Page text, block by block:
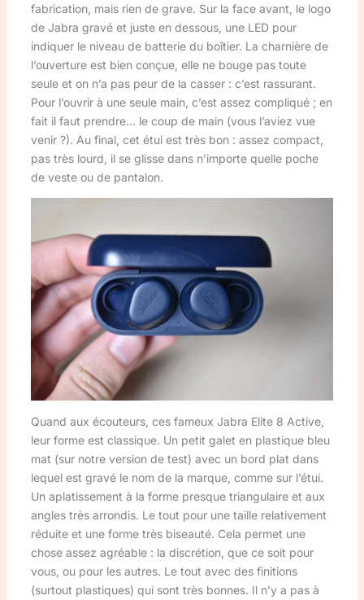
fabrication, mais rien de grave. Sur la face avant, le logo
de Jabra gravé et juste en dessous, une LED pour
indiquer le niveau de batterie du boîtier. La charnière de
l’ouverture est bien conçue, elle ne bouge pas toute
seule et on n’a pas peur de la casser : c’est rassurant.
Pour l’ouvrir à une seule main, c’est assez compliqué ; en
fait il faut prendre… le coup de main (vous l’aviez vue
venir ?). Au final, cet étui est très bon : assez compact,
pas très lourd, il se glisse dans n’importe quelle poche
de veste ou de pantalon.
Quand aux écouteurs, ces fameux Jabra Elite 8 Active,
leur forme est classique. Un petit galet en plastique bleu
mat (sur notre version de test) avec un bord plat dans
lequel est gravé le nom de la marque, comme sur l’étui.
Un aplatissement à la forme presque triangulaire et aux
angles très arrondis. Le tout pour une taille relativement
réduite et une forme très biseauté. Cela permet une
chose assez agréable : la discrétion, que ce soit pour
vous, ou pour les autres. Le tout avec des finitions
(surtout plastiques) qui sont très bonnes. Il n’y a pas à